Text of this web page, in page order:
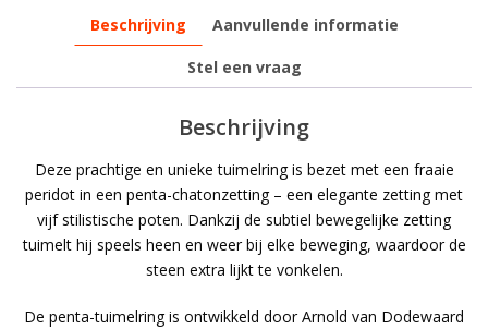
Beschrijving Aanvullende informatie
Stel een vraag
Beschrijving
Deze prachtige en unieke tuimelring is bezet met een fraaie
peridot in een penta-chatonzetting – een elegante zetting met
vijf stilistische poten. Dankzij de subtiel bewegelijke zetting
tuimelt hij speels heen en weer bij elke beweging, waardoor de
steen extra lijkt te vonkelen.
De penta-tuimelring is ontwikkeld door Arnold van Dodewaard